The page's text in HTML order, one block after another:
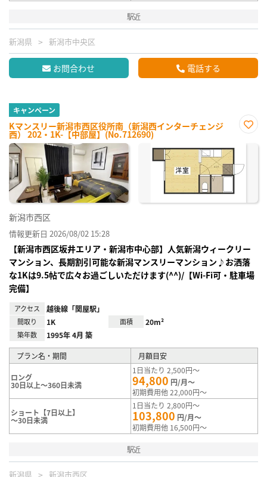
駅近
新潟県 新潟市中央区
お問合わせ 電話する
キャンペーン
Kマンスリー新潟市西区役所南（新潟西インターチェンジ
西） 202・1K-【中部屋】(No.712690)
に入
録
新潟市西区
情報更新日 2026/08/02 15:28
【新潟市西区坂井エリア・新潟市中心部】人気新潟ウィークリー
マンション、長期割引可能な新潟マンスリーマンション♪お洒落
な1Kは9.5帖で広々お過ごしいただけます(^^)/【Wi-Fi可・駐車場
完備】
アクセス 越後線「関屋駅」
間取り 1K 面積 20m²
築年数 1995年 4月 築
プラン名・期間 月額目安
ロング
30日以上～360日未満
1日当たり 2,500円～
94,800 円/月～
初期費用他 22,000円～
ショート【7日以上】
～30日未満
1日当たり 2,800円～
103,800 円/月～
初期費用他 16,500円～
駅近
新潟県 新潟市西区